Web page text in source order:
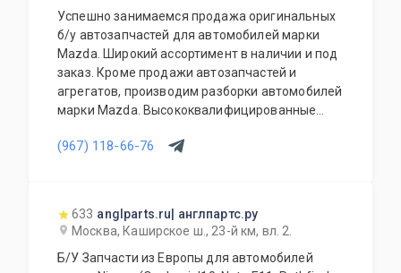
Возможна доставка по Москве. Доставка в
регионы России и ближнего зарубежья.
Работаем ежедневно.
Успешно занимаемся продажа оригинальных
б/у автозапчастей для автомобилей марки
Mazda. Широкий ассортимент в наличии и под
заказ. Кроме продажи автозапчастей и
агрегатов, производим разборки автомобилей
марки Mazda. Высококвалифицированные
его виды. В нашем автосервисе проводится
дополнительное оборудование для Вашего
автомобиля. Гарантия качества на все услуги
и продукцию. Квалифицированные
(967) 118-66-76
633 anglparts.ru| англпартс.ру
Москва, Каширское ш., 23-й км, вл. 2.
Б/У Запчасти из Европы для автомобилей